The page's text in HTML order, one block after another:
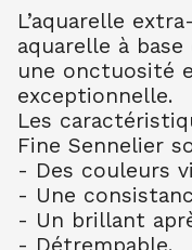
7.90€
BLEU
10.99€
BLEU
10.99€
L’aquarelle
aquarelle à
une onctuosité
exceptionnelle.
Les
Fine Sennelier
- Des couleurs
- Une
- Un brillant
- Détrempable.